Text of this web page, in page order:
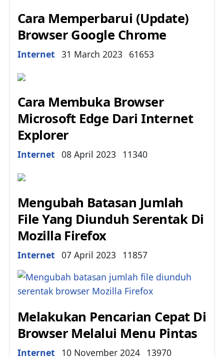
Cara Memperbarui (Update)
Browser Google Chrome
Details
Internet 31 March 2023 61653
Cara Membuka Browser
Microsoft Edge Dari Internet
Explorer
Details
Internet 08 April 2023 11340
Mengubah Batasan Jumlah
File Yang Diunduh Serentak Di
Mozilla Firefox
Details
Internet 07 April 2023 11857
Melakukan Pencarian Cepat Di
Browser Melalui Menu Pintas
Details
Internet 10 November 2024 13970